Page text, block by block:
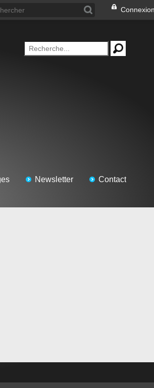
Connexion
Newsletter Contact